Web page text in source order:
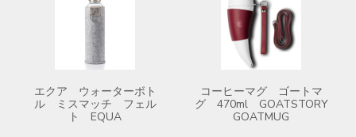
エクア ウォーターボト
ル ミスマッチ フェル
ト EQUA
コーヒーマグ ゴートマ
グ 470ml GOATSTORY
GOATMUG